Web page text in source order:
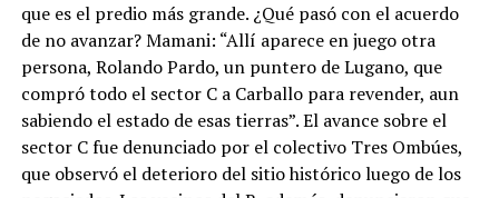
que es el predio más grande. ¿Qué pasó con el acuerdo
de no avanzar? Mamani: “Allí aparece en juego otra
persona, Rolando Pardo, un puntero de Lugano, que
compró todo el sector C a Carballo para revender, aun
sabiendo el estado de esas tierras”. El avance sobre el
sector C fue denunciado por el colectivo Tres Ombúes,
que observó el deterioro del sitio histórico luego de los